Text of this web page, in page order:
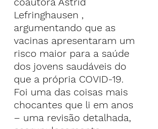
Lefringhausen ,
argumentando que as
vacinas apresentaram um
risco maior para a saúde
dos jovens saudáveis do
que a própria COVID-19.
Foi uma das coisas mais
chocantes que li em anos
– uma revisão detalhada,